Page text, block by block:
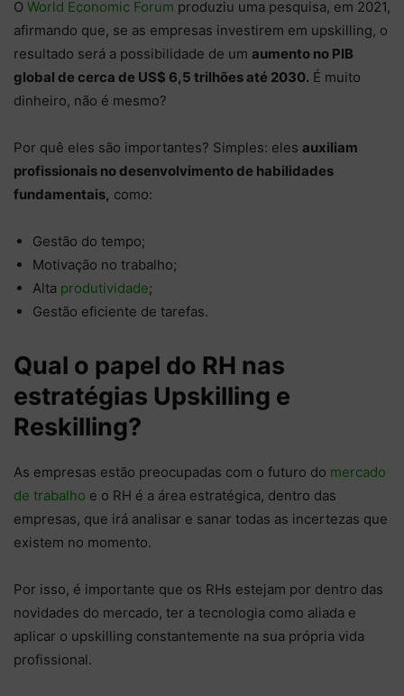
O World Economic Forum produziu uma pesquisa, em 2021,
afirmando que, se as empresas investirem em upskilling, o
resultado será a possibilidade de um aumento no PIB
global de cerca de US$ 6,5 trilhões até 2030. É muito
dinheiro, não é mesmo?
Por quê eles são importantes? Simples: eles auxiliam
profissionais no desenvolvimento de habilidades
fundamentais, como:
Gestão do tempo;
Motivação no trabalho;
Alta produtividade;
Gestão eficiente de tarefas.
Qual o papel do RH nas
estratégias Upskilling e
Reskilling?
As empresas estão preocupadas com o futuro do mercado
de trabalho e o RH é a área estratégica, dentro das
empresas, que irá analisar e sanar todas as incertezas que
existem no momento.
Por isso, é importante que os RHs estejam por dentro das
novidades do mercado, ter a tecnologia como aliada e
aplicar o upskilling constantemente na sua própria vida
profissional.